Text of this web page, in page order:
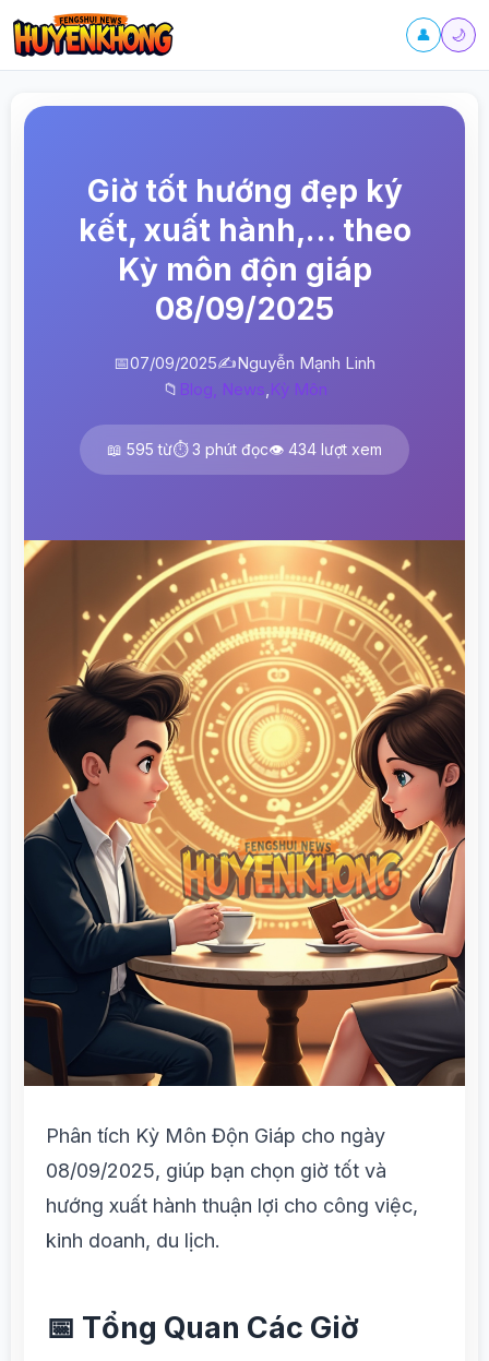
👤 🌙
Giờ tốt hướng đẹp ký
kết, xuất hành,… theo
Kỳ môn độn giáp
08/09/2025
📅07/09/2025✍️Nguyễn Mạnh Linh
📁 Blog, News,Kỳ Môn
📖 595 từ⏱️ 3 phút đọc👁️ 434 lượt xem
Phân tích Kỳ Môn Độn Giáp cho ngày
08/09/2025, giúp bạn chọn giờ tốt và
hướng xuất hành thuận lợi cho công việc,
kinh doanh, du lịch.
📅 Tổng Quan Các Giờ